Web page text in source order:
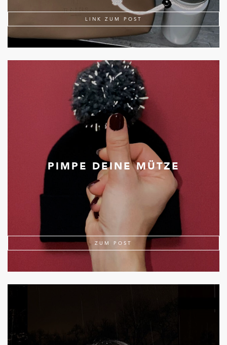
LINK ZUM POST
PIMPE DEINE MÜTZE
ZUM POST